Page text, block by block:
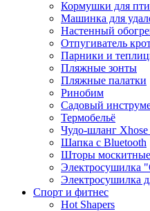
Кормушки для
Машинка для
Настенный
Отпугиватель
Парники и
Пляжные зонты
Пляжные палатки
Ринобим
Садовый
Термобельё
Чудо-шланг Xhose
Шапка с Bluetooth
Шторы
Электросушилка
Электросушилка
Спорт и фитнес
Hot Shapers